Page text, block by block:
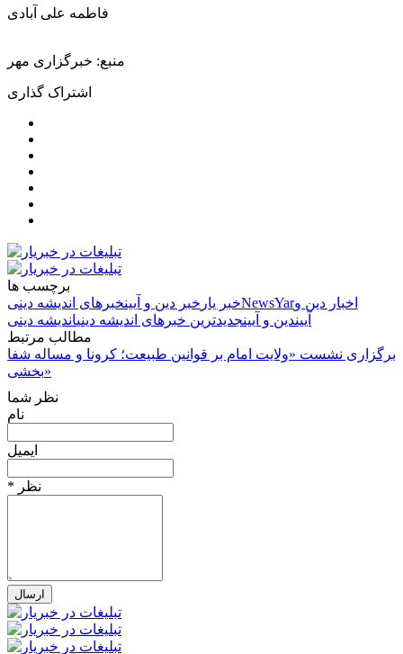
فاطمه علی آبادی
منبع: خبرگزاری مهر
اشتراک گذاری
برچسب ها
خبر یار خبر دین و آیینخبرهای اندیشه دینی NewsYarاخبار دین و
آییندین و آیینجدیدترین خبرهای اندیشه دینیاندیشه دینی
مطالب مرتبط
برگزاری نشست «ولایت امام بر قوانین طبیعت؛ کرونا و مساله شفا
بخشی»
نظر شما
نام
ایمیل
* نظر